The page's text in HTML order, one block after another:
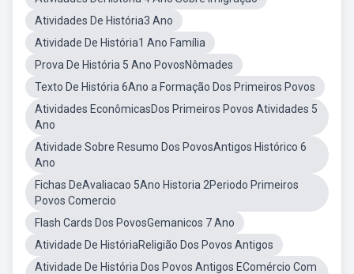
Atividades De História3 Ano
Atividade De História1 Ano Família
Prova De História 5 Ano PovosNômades
Texto De História 6Ano a Formação Dos Primeiros Povos
Atividades EconômicasDos Primeiros Povos Atividades 5
Ano
Atividade Sobre Resumo Dos PovosAntigos Histórico 6
Ano
Fichas DeAvaliacao 5Ano Historia 2Periodo Primeiros
Povos Comercio
Flash Cards Dos PovosGemanicos 7 Ano
Atividade De HistóriaReligião Dos Povos Antigos
Atividade De História Dos Povos Antigos EComércio Com